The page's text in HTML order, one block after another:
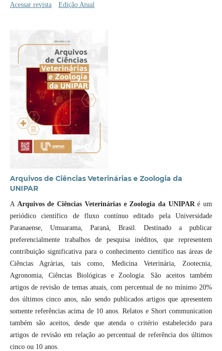
Acessar revista Edição Atual
Arquivos de Ciências Veterinárias e Zoologia da
UNIPAR
A Arquivos de Ciências Veterinárias e Zoologia da UNIPAR é um
periódico científico de fluxo contínuo editado pela Universidade
Paranaense, Umuarama, Paraná, Brasil. Destinado a publicar
preferencialmente trabalhos de pesquisa inéditos, que representem
contribuição significativa para o conhecimento científico nas áreas de
Ciências Agrárias, tais como, Medicina Veterinária, Zootecnia,
Agronomia, Ciências Biológicas e Zoologia. São aceitos também
artigos de revisão de temas atuais, com percentual de no mínimo 20%
dos últimos cinco anos, não sendo publicados artigos que apresentem
somente referências acima de 10 anos. Relatos e Short communication
também são aceitos, desde que atenda o critério estabelecido para
artigos de revisão em relação ao percentual de referência dos últimos
cinco ou 10 anos.